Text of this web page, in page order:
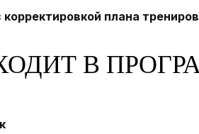
плана
В